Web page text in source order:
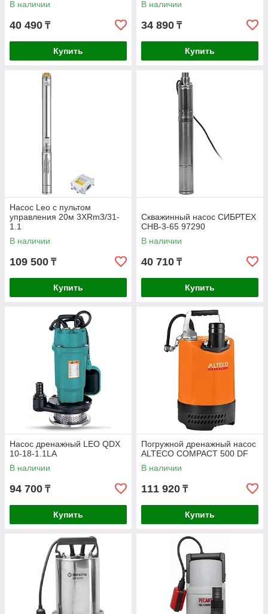
В наличии
40 490 ₸
Купить
В наличии
34 890 ₸
Купить
Насос Leo с пультом
управления 20м 3XRm3/31-
1.1
В наличии
109 500 ₸
Купить
Скважинный насос СИБРТЕХ
СНВ-3-65 97290
В наличии
40 710 ₸
Купить
Насос дренажный LEO QDX
10-18-1.1LA
В наличии
94 700 ₸
Купить
Погружной дренажный насос
ALTECO COMPACT 500 DF
В наличии
111 920 ₸
Купить